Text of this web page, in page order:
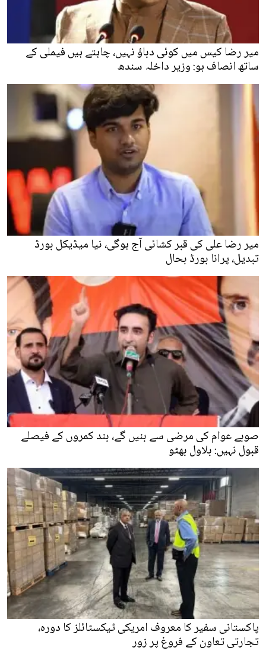
میر رضا کیس میں کوئی دباؤ نہیں، چاہتے ہیں فیملی کے
ساتھ انصاف ہو: وزیر داخلہ سندھ
میر رضا علی کی قبر کشائی آج ہوگی، نیا میڈیکل بورڈ
تبدیل، پرانا بورڈ بحال
صوبے عوام کی مرضی سے بنیں گے، بند کمروں کے فیصلے
قبول نہیں: بلاول بھٹو
پاکستانی سفیر کا معروف امریکی ٹیکسٹائلز کا دورہ،
تجارتی تعاون کے فروغ پر زور